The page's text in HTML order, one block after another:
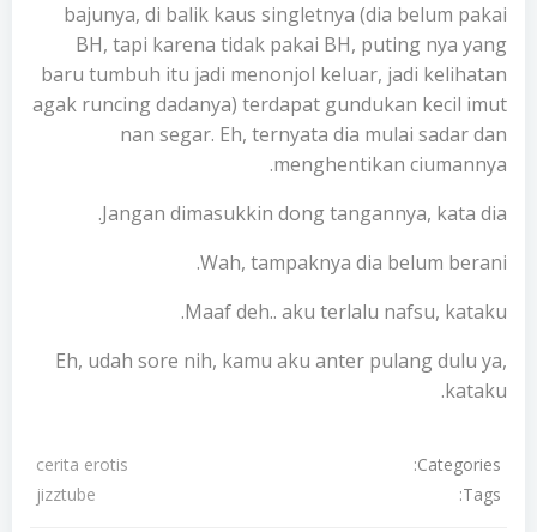
bajunya, di balik kaus singletnya (dia belum pakai
BH, tapi karena tidak pakai BH, puting nya yang
baru tumbuh itu jadi menonjol keluar, jadi kelihatan
agak runcing dadanya) terdapat gundukan kecil imut
nan segar. Eh, ternyata dia mulai sadar dan
menghentikan ciumannya.
Jangan dimasukkin dong tangannya, kata dia.
Wah, tampaknya dia belum berani.
Maaf deh.. aku terlalu nafsu, kataku.
Eh, udah sore nih, kamu aku anter pulang dulu ya,
kataku.
Categories:
cerita erotis
Tags:
jizztube